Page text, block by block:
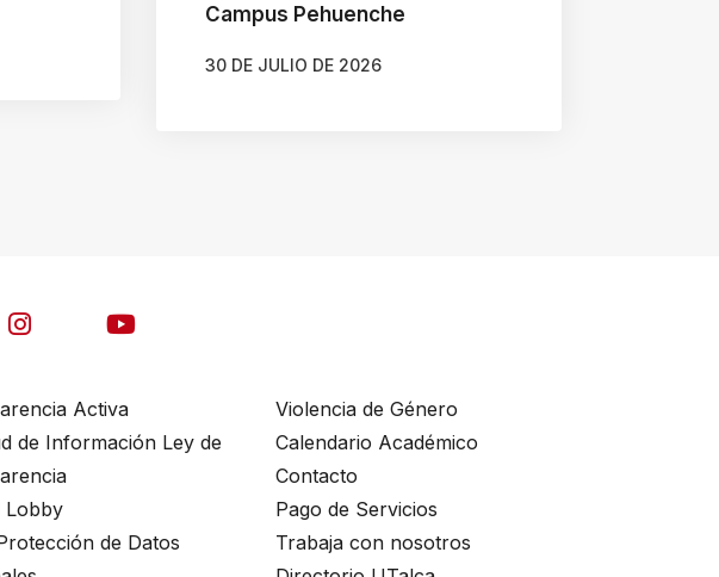
Campus Pehuenche
30 DE JULIO DE 2026
Activa
de Información Ley de
Lobby
de Datos
Violencia de Género
Calendario Académico
Contacto
Pago de Servicios
Trabaja con nosotros